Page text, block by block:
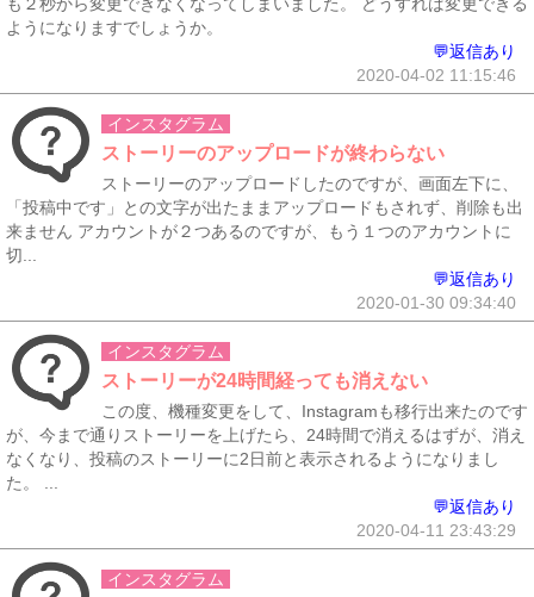
ようになりますでしょうか。
💬返信あり
2020-04-02 11:15:46
インスタグラム
ストーリーのアップロードが終わらない
ストーリーのアップロードしたのですが、画面左下に、
「投稿中です」との文字が出たままアップロードもされず、削除も出
来ません アカウントが２つあるのですが、もう１つのアカウントに
切...
💬返信あり
2020-01-30 09:34:40
インスタグラム
ストーリーが24時間経っても消えない
この度、機種変更をして、Instagramも移行出来たのです
が、今まで通りストーリーを上げたら、24時間で消えるはずが、消え
なくなり、投稿のストーリーに2日前と表示されるようになりまし
た。 ...
💬返信あり
2020-04-11 23:43:29
インスタグラム